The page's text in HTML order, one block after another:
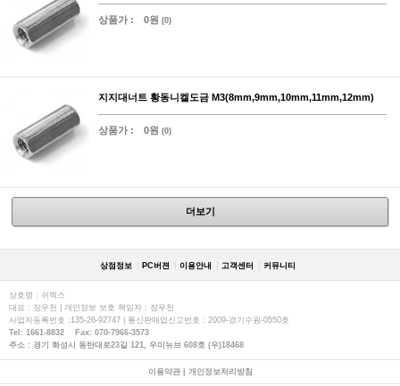
상품가 : 0원 (0)
지지대너트 황동니켈도금 M3(8mm,9mm,10mm,11mm,12mm)
상품가 : 0원 (0)
더보기
상점정보 PC버젼 이용안내 고객센터 커뮤니티
상호명 : 쉬멕스
대표 : 장우천 | 개인정보 보호 책임자 : 장우천
사업자등록번호 :135-26-92747 | 통신판매업신고번호 : 2009-경기수원-0550호
Tel: 1661-8832 Fax: 070-7966-3573
주소 : 경기 화성시 동탄대로23길 121, 우미뉴브 608호 (우)18468
이용약관| 개인정보처리방침